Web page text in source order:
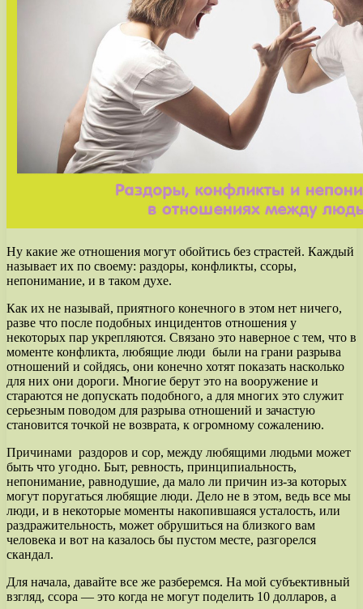
Ну какие же отношения могут обойтись без страстей. Каждый
называет их по своему: раздоры, конфликты, ссоры,
непонимание, и в таком духе.
Как их не называй, приятного конечного в этом нет ничего,
разве что после подобных инцидентов отношения у
некоторых пар укрепляются. Связано это наверное с тем, что в
моменте конфликта, любящие люди были на грани разрыва
отношений и сойдясь, они конечно хотят показать насколько
для них они дороги. Многие берут это на вооружение и
стараются не допускать подобного, а для многих это служит
серьезным поводом для разрыва отношений и зачастую
становится точкой не возврата, к огромному сожалению.
Причинами раздоров и сор, между любящими людьми может
быть что угодно. Быт, ревность, принципиальность,
непонимание, равнодушие, да мало ли причин из-за которых
могут поругаться любящие люди. Дело не в этом, ведь все мы
люди, и в некоторые моменты накопившаяся усталость, или
раздражительность, может обрушиться на близкого вам
человека и вот на казалось бы пустом месте, разгорелся
скандал.
Для начала, давайте все же разберемся. На мой субъективный
взгляд, ссора — это когда не могут поделить 10 долларов, а